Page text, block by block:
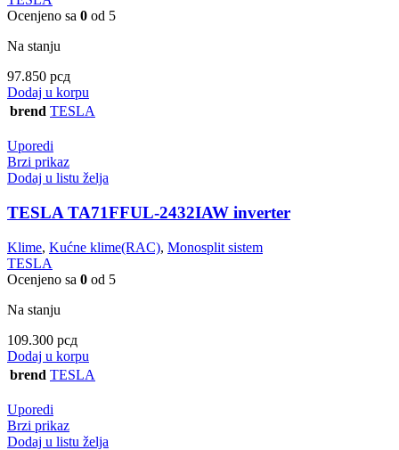
Ocenjeno sa 0 od 5
Na stanju
97.850 рсд
Dodaj u korpu
brend TESLA
Uporedi
Brzi prikaz
Dodaj u listu želja
TESLA TA71FFUL-2432IAW inverter
Klime, Kućne klime(RAC), Monosplit sistem
TESLA
Ocenjeno sa 0 od 5
Na stanju
109.300 рсд
Dodaj u korpu
brend TESLA
Uporedi
Brzi prikaz
Dodaj u listu želja